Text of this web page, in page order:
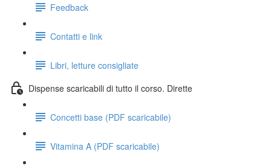
Feedback
Contatti e link
Libri, letture consigliate
Dispense scaricabili di tutto il corso. Dirette
Concetti base (PDF scaricabile)
Vitamina A (PDF scaricabile)